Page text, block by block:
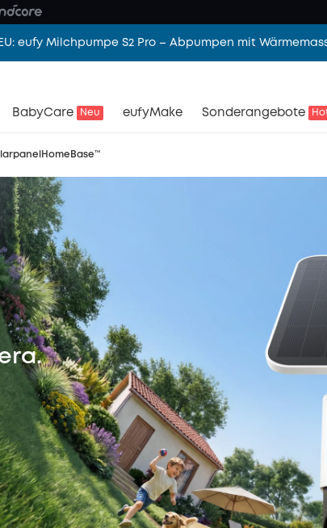
eufy Milchpumpe S2 Pro – Abpumpen mit
BabyCare Neu eufyMake Sonderangebote
HomeBase™